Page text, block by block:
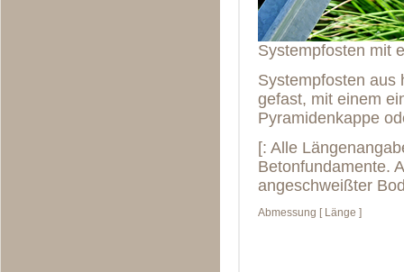
Systempfosten mit
Systempfosten aus
gefast, mit einem
Pyramidenkappe
[: Alle
Betonfundamente.
angeschweißter
Abmessung [ Länge ]